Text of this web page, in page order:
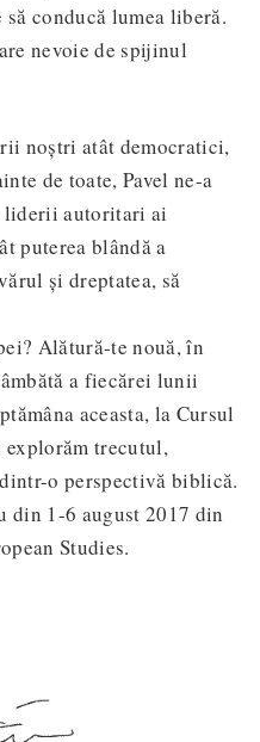
conducă lumea liberă.
nevoie de spijinul
noștri atât democratici,
de toate, Pavel ne-a
liderii autoritari ai
puterea blândă a
și dreptatea, să
Alătură-te nouă, în
a fiecărei lunii
aceasta, la Cursul
explorăm trecutul,
o perspectivă biblică.
din 1-6 august 2017 din
Studies.